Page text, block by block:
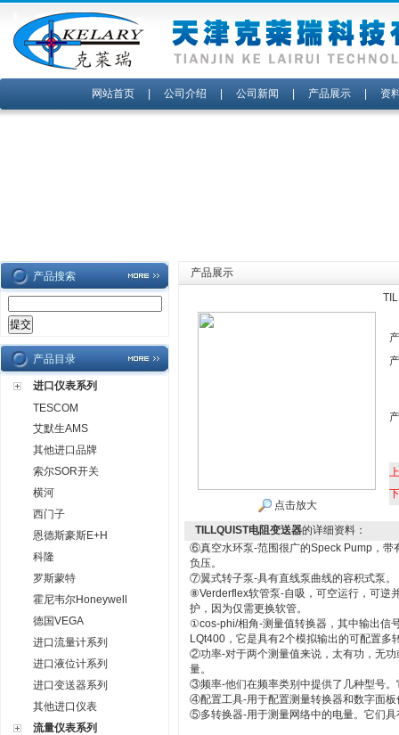
网站首页| 公司介绍 公司新闻 产品展示| 资
产品搜索
产品目录
进口仪表系列
TESCOM
艾默生AMS
其他进口品牌
索尔SOR开关
横河
西门子
恩德斯豪斯E+H
科隆
罗斯蒙特
霍尼韦尔Honeywell
德国VEGA
进口流量计系列
进口液位计系列
进口变送器系列
其他进口仪表
流量仪表系列
产品展示
点击放大
TILLQUIST电阻变送器的详细资料：
⑥真空水环泵-范围很广的Speck Pump，带
负压。
⑦翼式转子泵-具有直线泵曲线的容积式泵。
⑧Verderflex软管泵-自吸，可空运行，可逆
护，因为仅需更换软管。
①cos-phi/相角-测量值转换器，其中输出信
LQt400，它是具有2个模拟输出的可配置多
②功率-对于两个测量值来说，太有功，无
量。
③频率-他们在频率类别中提供了几种型号
④配置工具-用于配置测量转换器和数字面板
⑤多转换器-用于测量网络中的电量。它们